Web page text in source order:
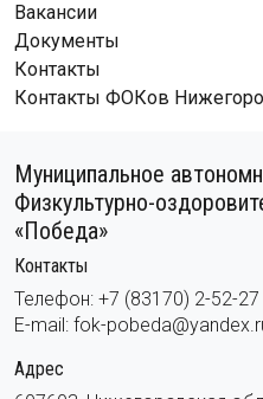
Вакансии
Документы
Контакты
Контакты ФОКов
Муниципальное
Физкультурно-
«Победа»
Контакты
Телефон: +7 (83170) 2-52-27
E-mail: fok-
Адрес